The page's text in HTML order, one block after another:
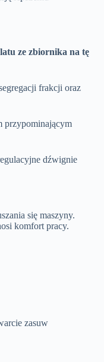
ze zbiornika na tę
frakcji oraz
przypominającym
dźwignie
się maszyny.
komfort pracy.
zasuw